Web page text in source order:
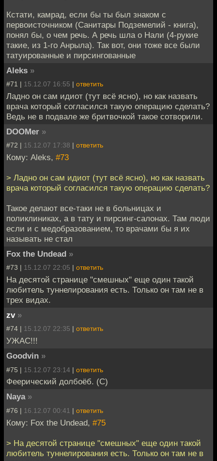
Кстати, камрад, если бы ты был знаком с
первоисточником (Санитары Подземелий - книга),
понял бы, о чем речь. А речь шла о Нали (4-рукие
такие, из 1-го Анрыла). Так вот, они тоже все были
татуированные и пирсингованные
Aleks »
#71 | 15.12.07 16:55 | ответить
Ладно он сам идиот (тут всё ясно), но как назвать
врача который согласился такую операцию сделать?
Ведь не в подвале же бритвочкой такое сотворили.
DOOMer »
#72 | 15.12.07 17:38 | ответить
Кому: Aleks, #73
> Ладно он сам идиот (тут всё ясно), но как назвать
врача который согласился такую операцию сделать?
Такое делают все-таки не в больницах и
поликлиниках, а в тату и пирсинг-салонах. Там люди
если и с медобразованием, то врачами бы я их
называть не стал
Fox the Undead »
#73 | 15.12.07 22:05 | ответить
На десятой странице "смешных" еще один такой
любитель туннелирования есть. Только он там не в
трех видах.
zv »
#74 | 15.12.07 22:35 | ответить
УЖАС!!!
Goodvin »
#75 | 15.12.07 23:14 | ответить
Феерический долбоёб. (С)
Naya »
#76 | 16.12.07 00:41 | ответить
Кому: Fox the Undead, #75
> На десятой странице "смешных" еще один такой
любитель туннелирования есть. Только он там не в